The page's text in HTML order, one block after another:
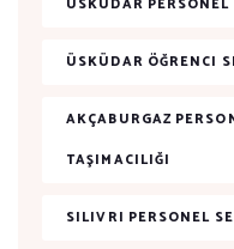
ÜSKÜDAR
ÜSKÜDAR ÖĞRENCI
AKÇABURGAZ
TAŞIMACILIĞI
SILIVRI PERSONEL